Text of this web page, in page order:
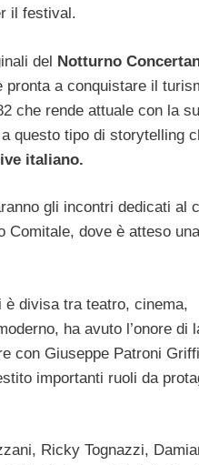
il festival.
del Notturno
pronta a conquistare il
che rende attuale con la
questo tipo di storytelling
italiano.
gli incontri dedicati al
dove è atteso
divisa tra teatro, cinema,
ha avuto l’onore di
con Giuseppe Patroni
importanti ruoli da
Ricky Tognazzi,